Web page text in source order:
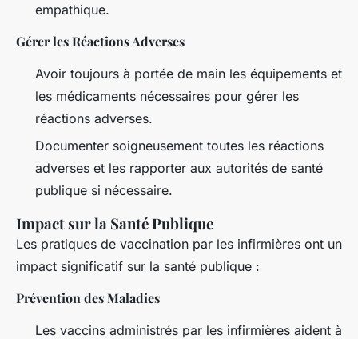
empathique.
Gérer les Réactions Adverses
Avoir toujours à portée de main les équipements et
les médicaments nécessaires pour gérer les
réactions adverses.
Documenter soigneusement toutes les réactions
adverses et les rapporter aux autorités de santé
publique si nécessaire.
Impact sur la Santé Publique
Les pratiques de vaccination par les infirmières ont un
impact significatif sur la santé publique :
Prévention des Maladies
Les vaccins administrés par les infirmières aident à